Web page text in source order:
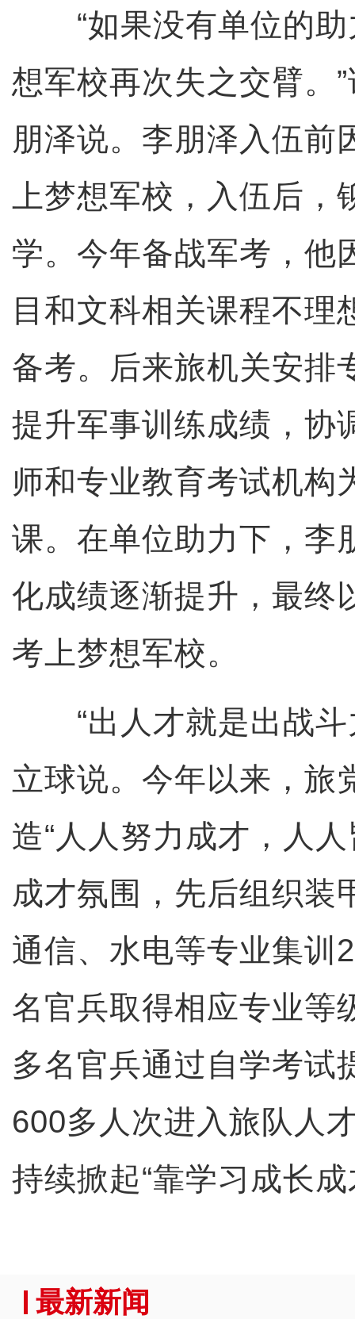
“如果没有单位的助
想军校再次失之交臂。
朋泽说。李朋泽入伍前
上梦想军校，入伍后
学。今年备战军考，他
目和文科相关课程不理
备考。后来旅机关安排
提升军事训练成绩，协
师和专业教育考试机构
课。在单位助力下，李
化成绩逐渐提升，最终
考上梦想军校。
“出人才就是出战斗
立球说。今年以来，旅
造“人人努力成才，人
成才氛围，先后组织装
通信、水电等专业集训
名官兵取得相应专业等
多名官兵通过自学考试
600多人次进入旅队人
持续掀起“靠学习成长
最新新闻